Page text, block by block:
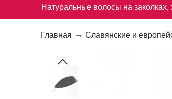
Натуральные волосы на заколках,
Главная Славянские и